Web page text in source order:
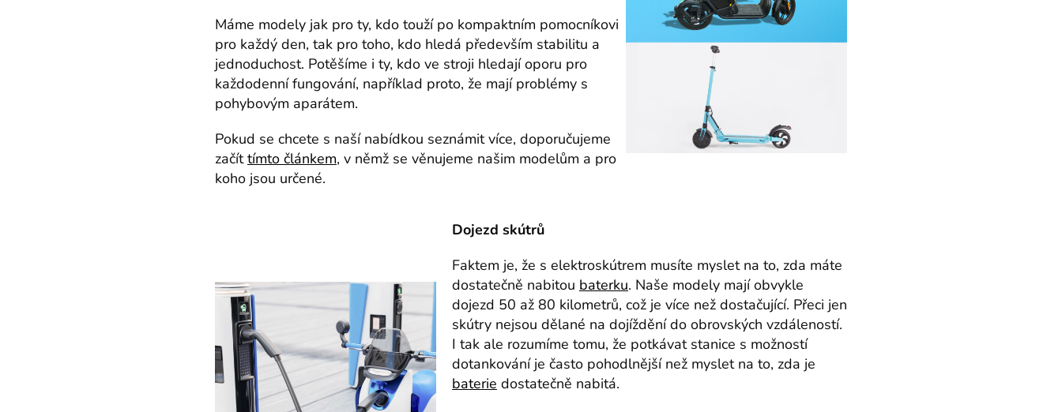
Máme modely jak pro ty, kdo touží po kompaktním pomocníkovi
pro každý den, tak pro toho, kdo hledá především stabilitu a
jednoduchost. Potěšíme i ty, kdo ve stroji hledají oporu pro
každodenní fungování, například proto, že mají problémy s
pohybovým aparátem.
Pokud se chcete s naší nabídkou seznámit více, doporučujeme
začíttímto článkem, v němž se věnujeme našim modelům a pro
koho jsou určené.
Dojezd skútrů
Faktem je, že s elektroskútrem musíte myslet na to, zda máte
dostatečně nabitou baterku. Naše modely mají obvykle
dojezd 50 až 80 kilometrů, což je více než dostačující. Přeci jen
skútry nejsou dělané na dojíždění do obrovských vzdáleností.
I tak ale rozumíme tomu, že potkávat stanice s možností
dotankování je často pohodlnější než myslet na to, zda je
baterie dostatečně nabitá.